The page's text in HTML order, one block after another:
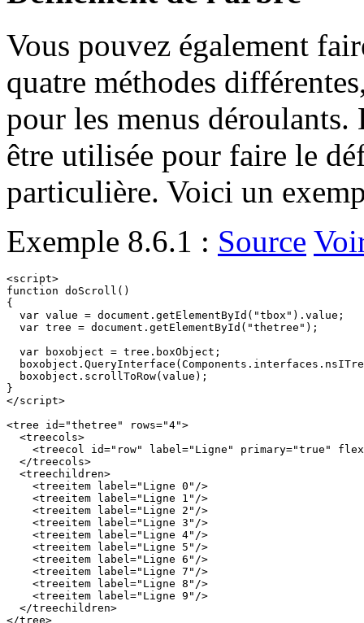
Vous pouvez également
quatre méthodes
pour les menus
être utilisée pour faire le
particulière. Voici un
Exemple 8.6.1 : Source
<script>
function doScroll()
{
  var value = document.getElementById("tbox").value;
  var tree = document.getElementById("thetree");
  var boxobject = tree.boxObject;
  boxobject.scrollToRow(value);
}
</script>
<tree id="thetree" rows="4">
  <treecols>
<treecol id="row" label="Ligne" primary="true"
  </treecols>
  <treechildren>
    <treeitem label="Ligne 0"/>
    <treeitem label="Ligne 1"/>
    <treeitem label="Ligne 2"/>
    <treeitem label="Ligne 3"/>
    <treeitem label="Ligne 4"/>
    <treeitem label="Ligne 5"/>
    <treeitem label="Ligne 6"/>
    <treeitem label="Ligne 7"/>
    <treeitem label="Ligne 8"/>
    <treeitem label="Ligne 9"/>
  </treechildren>
</tree>